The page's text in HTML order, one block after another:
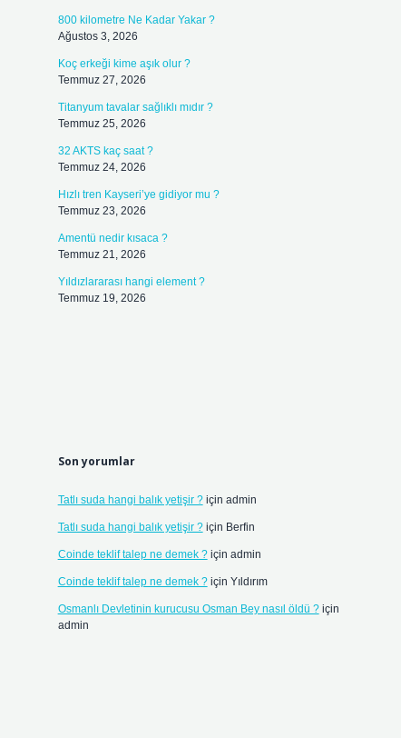
800 kilometre Ne Kadar Yakar ?
Ağustos 3, 2026
Koç erkeği kime aşık olur ?
Temmuz 27, 2026
Titanyum tavalar sağlıklı mıdır ?
Temmuz 25, 2026
32 AKTS kaç saat ?
Temmuz 24, 2026
Hızlı tren Kayseri’ye gidiyor mu ?
Temmuz 23, 2026
Amentü nedir kısaca ?
Temmuz 21, 2026
Yıldızlararası hangi element ?
Temmuz 19, 2026
Son yorumlar
Tatlı suda hangi balık yetişir ?için admin
Tatlı suda hangi balık yetişir ?için Berfin
Coinde teklif talep ne demek ?için admin
Coinde teklif talep ne demek ?için Yıldırım
Osmanlı Devletinin kurucusu Osman Bey nasıl öldü ?için
admin